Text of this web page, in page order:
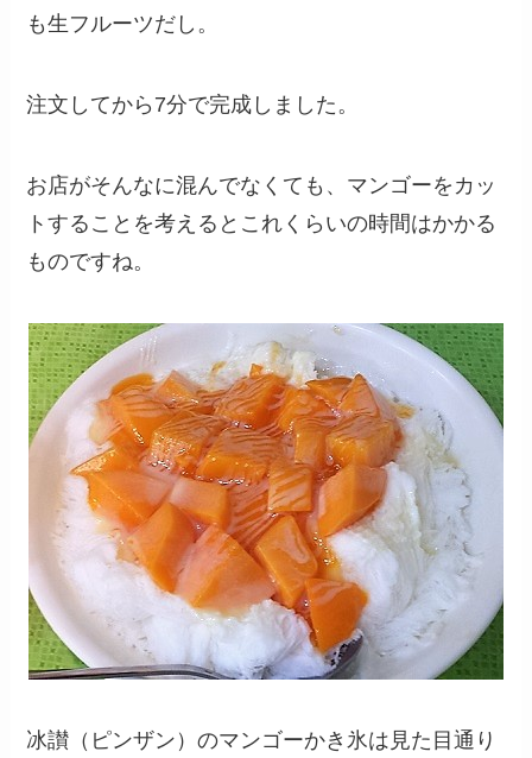
も生フルーツだし。
注文してから7分で完成しました。
お店がそんなに混んでなくても、マンゴーをカッ
トすることを考えるとこれくらいの時間はかかる
ものですね。
冰讃（ピンザン）のマンゴーかき氷は見た目通り